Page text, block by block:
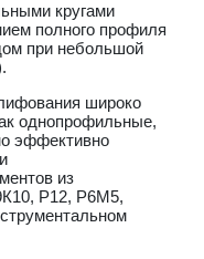
кругами
полного профиля
при небольшой
широко
однопрофильные,
эффективно
из
Р12, Р6М5,